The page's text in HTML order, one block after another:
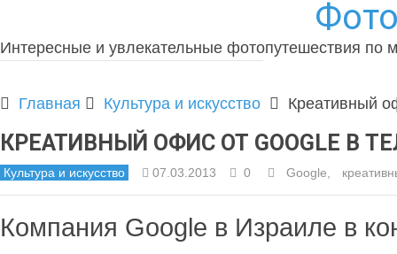
Интересные и увлекательные фотопутешествия по
Главная Культура и искусство Креативный
КРЕАТИВНЫЙ ОФИС ОТ GOOGLE В
Культура и искусство 07.03.2013 0 Google
Компания Google в Израиле в